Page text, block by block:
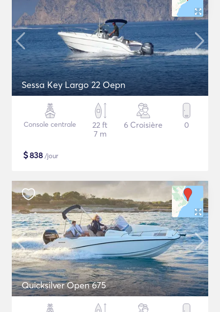
Sessa Key Largo 22 Oepn
Console centrale
22 ft
7 m
6 Croisière 0
$838 /jour
Quicksilver Open 675